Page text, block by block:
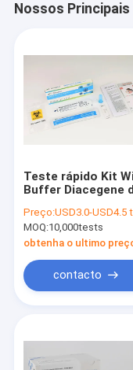
Nossos
Teste rápido Kit
Buffer Diacegene
de 95%
Preço:USD3.0-USD4.5
MOQ:10,000tests
obtenha o ultimo
contacto